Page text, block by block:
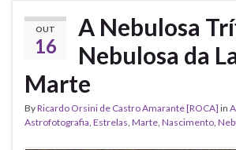
OUT
16
A Nebulosa
Nebulosa da
Marte
ByRicardo Orsini de Castro Amarante [ROCA] in
Astrofotografia, Estrelas, Marte, Nascimento,